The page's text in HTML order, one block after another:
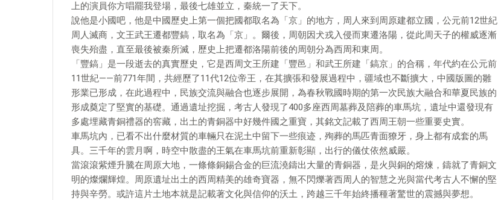
上的演員你方唱罷我登場，最後七雄並立，秦統一了天下。
說他是小國吧，他是中國歷史上第一個把國都取名為「京」的地方，周人來到周原建都立國，公元前12世紀
周人滅商，文王武王遷都豐鎬，取名為「京」。爾後，周朝因犬戎入侵而東遷洛陽，從此周天子的權威逐漸
喪失殆盡，直至最後被秦所滅，歷史上把遷都洛陽前後的周朝分為西周和東周。
「豐鎬」是一段逝去的真實歷史，它是西周文王所建「豐邑」和武王所建「鎬京」的合稱，年代約在公元前
11世紀——前771年間，共經歷了11代12位帝王，在其擴張和發展過程中，疆域也不斷擴大，中國版圖的雛
形業已形成，在此過程中，民族交流與融合也逐步展開，為春秋戰國時期的第一次民族大融合和華夏民族的
形成奠定了堅實的基礎。通過遺址挖掘，考古人發現了400多座西周墓葬及陪葬的車馬坑，遺址中還發現有
多處埋藏青銅禮器的窖藏，出土的青銅器中好幾件國之重寶，其銘文記載了西周王朝一些重要史實。
車馬坑內，已看不出什麼材質的車輛只在泥土中留下一些痕迹，殉葬的馬匹青面獠牙，身上都有成套的馬
具。三千年的雲月啊，時空中散盡的王氣在車馬坑前重新彰顯，出行的儀仗依然威嚴。
當滾滾紫煙升騰在周原大地，一條條銅錫合金的巨流澆鑄出大量的青銅器，是火與銅的熔煉，鑄就了青銅文
明的燦爛輝煌。周原遺址出土的西周精美的雄奇寶器，無不閃爍著西周人的智慧之光與當代考古人不懈的堅
持與辛勞。或許這片土地本就是記載著文化與信仰的沃土，跨越三千年始終播種著驚世的震撼與夢想。